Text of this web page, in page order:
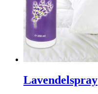
Lavendelspray